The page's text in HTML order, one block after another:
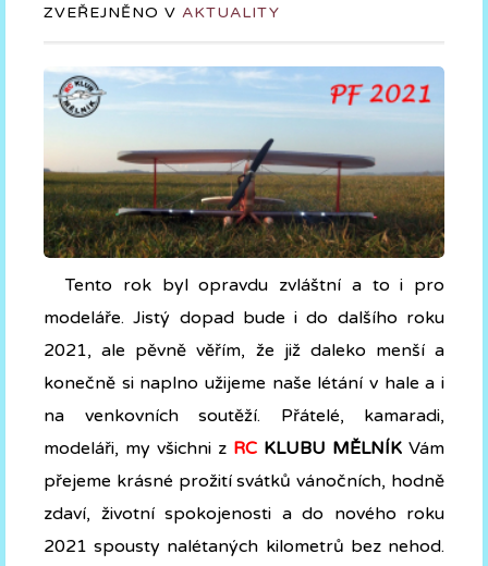
ZVEŘEJNĚNO V AKTUALITY
Tento rok byl opravdu zvláštní a to i pro
modeláře. Jistý dopad bude i do dalšího roku
2021, ale pěvně věřím, že již daleko menší a
konečně si naplno užijeme naše létání v hale a i
na venkovních soutěží. Přátelé, kamaradi,
modeláři, my všichni z RC KLUBU MĚLNÍK Vám
přejeme krásné prožití svátků vánočních, hodně
zdaví, životní spokojenosti a do nového roku
2021 spousty nalétaných kilometrů bez nehod.